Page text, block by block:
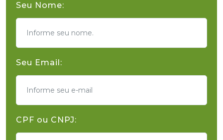
Seu Nome:
Seu Email:
CPF ou CNPJ: